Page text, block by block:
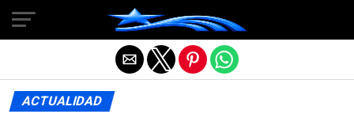
ACTUALIDAD
Salir de la versión móvil